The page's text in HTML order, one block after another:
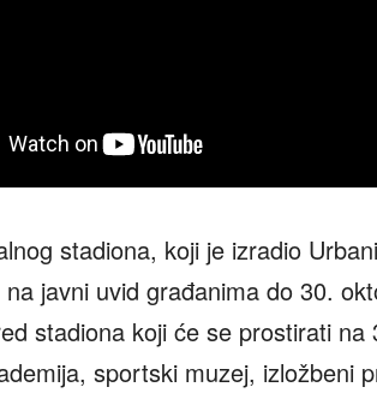
stadiona, koji je izradio
javni uvid građanima do 30.
stadiona koji će se prostirati
sportski muzej, izložbeni